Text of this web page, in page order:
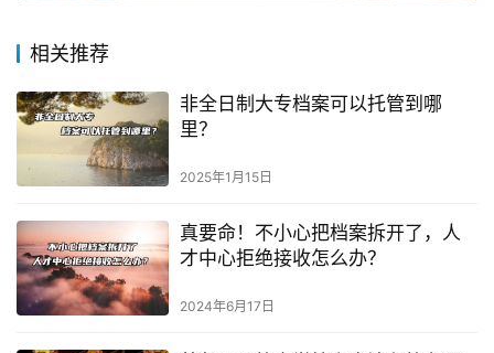
相关推荐
非全日制大专档案可以托管到哪
里？
2025年1月15日
真要命！不小心把档案拆开了，人
才中心拒绝接收怎么办？
2024年6月17日